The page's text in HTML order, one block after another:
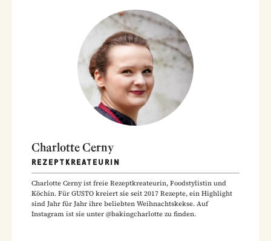
Charlotte Cerny
REZEPTKREATEURIN
Charlotte Cerny ist freie Rezeptkreateurin, Foodstylistin und
Köchin. Für GUSTO kreiert sie seit 2017 Rezepte, ein Highlight
sind Jahr für Jahr ihre beliebten Weihnachtskekse. Auf
Instagram ist sie unter @bakingcharlotte zu finden.